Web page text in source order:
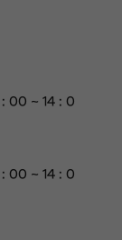
00 ~ 14 : 0
00 ~ 14 : 0